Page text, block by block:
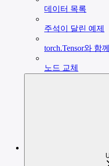
데이터 목록
주석이 달린 예제
torch.Tensor와 함
노드 교체